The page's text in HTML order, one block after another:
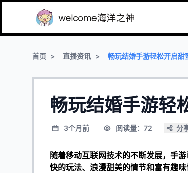
首页 直播资讯 畅玩结婚手游轻松开启
畅玩结婚手游轻
3个月前 阅读量：72 分
随着移动互联网技术的不断发展，手
快的玩法、浪漫甜美的情节和富有趣